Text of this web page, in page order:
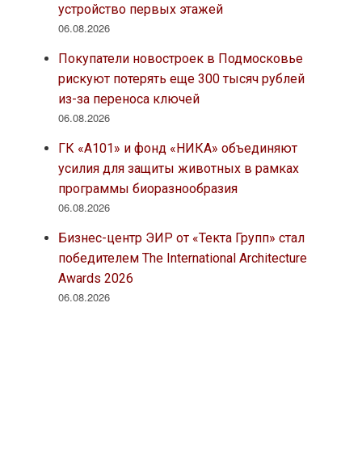
устройство первых этажей
06.08.2026
Покупатели новостроек в Подмосковье
рискуют потерять еще 300 тысяч рублей
из-за переноса ключей
06.08.2026
ГК «А101» и фонд «НИКА» объединяют
усилия для защиты животных в рамках
программы биоразнообразия
06.08.2026
Бизнес-центр ЭИР от «Текта Групп» стал
победителем The International Architecture
Awards 2026
06.08.2026